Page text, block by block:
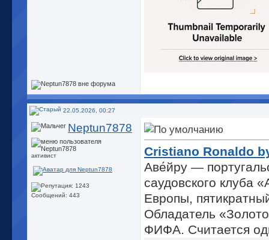
22.05.2026, 00:27
Neptun7878
активист
Сообщений: 443
Cristiano Ronaldo
Аве́йру —
саудовского клуба
Европы,
Обладатель
ФИФА. Считается